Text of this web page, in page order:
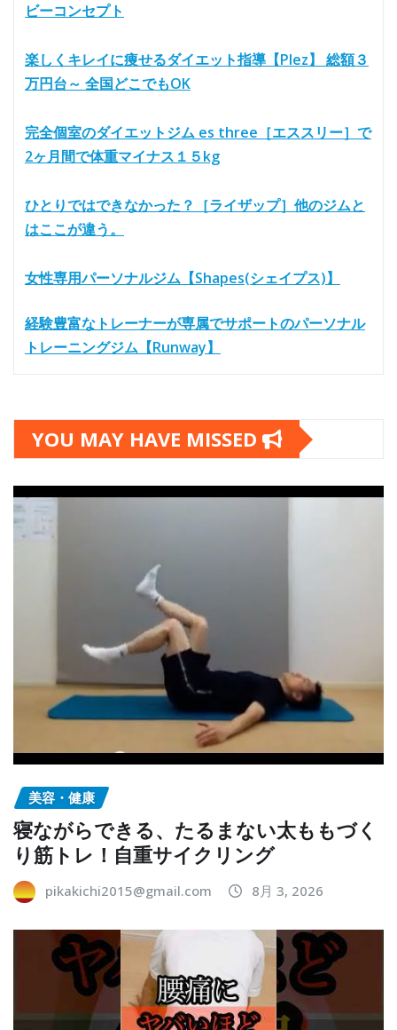
ビーコンセプト
楽しくキレイに痩せるダイエット指導【Plez】 総額３
万円台～ 全国どこでもOK
完全個室のダイエットジム es three［エススリー］で
2ヶ月間で体重マイナス１５kg
ひとりではできなかった？［ライザップ］他のジムと
はここが違う。
女性専用パーソナルジム【Shapes(シェイプス)】
経験豊富なトレーナーが専属でサポートのパーソナル
トレーニングジム【Runway】
YOU MAY HAVE MISSED
美容・健康
寝ながらできる、たるまない太ももづく
り筋トレ！自重サイクリング
pikakichi2015@gmail.com 8月 3, 2026